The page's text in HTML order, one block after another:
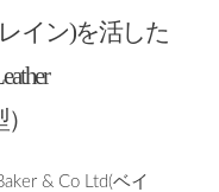
イン)を活した
& Co Ltd(ベイ